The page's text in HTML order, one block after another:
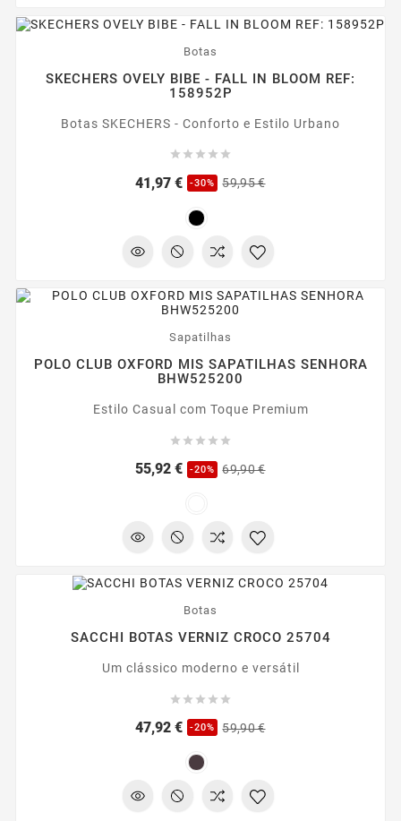
Botas
SKECHERS OVELY BIBE - FALL IN BLOOM REF:
158952P
Botas SKECHERS - Conforto e Estilo Urbano
    
41,97 € -30% 59,95 €Preço
Preço
Sapatilhas
POLO CLUB OXFORD MIS SAPATILHAS SENHORA
BHW525200
Estilo Casual com Toque Premium
    
55,92 € -20% 69,90 €Preço
Preço
Botas
SACCHI BOTAS VERNIZ CROCO 25704
Um clássico moderno e versátil
    
47,92 € -20% 59,90 €Preço
Preço